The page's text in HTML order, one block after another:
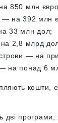
850 млн
— на 392 млн
33 млн дол;
2,8 млрд
— на
на понад 6
кошти,
дві програми,